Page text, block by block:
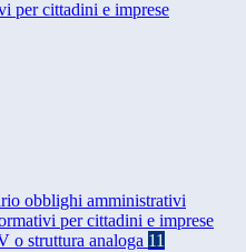
per cittadini e imprese
obblighi amministrativi
per cittadini e imprese
o struttura analoga 11